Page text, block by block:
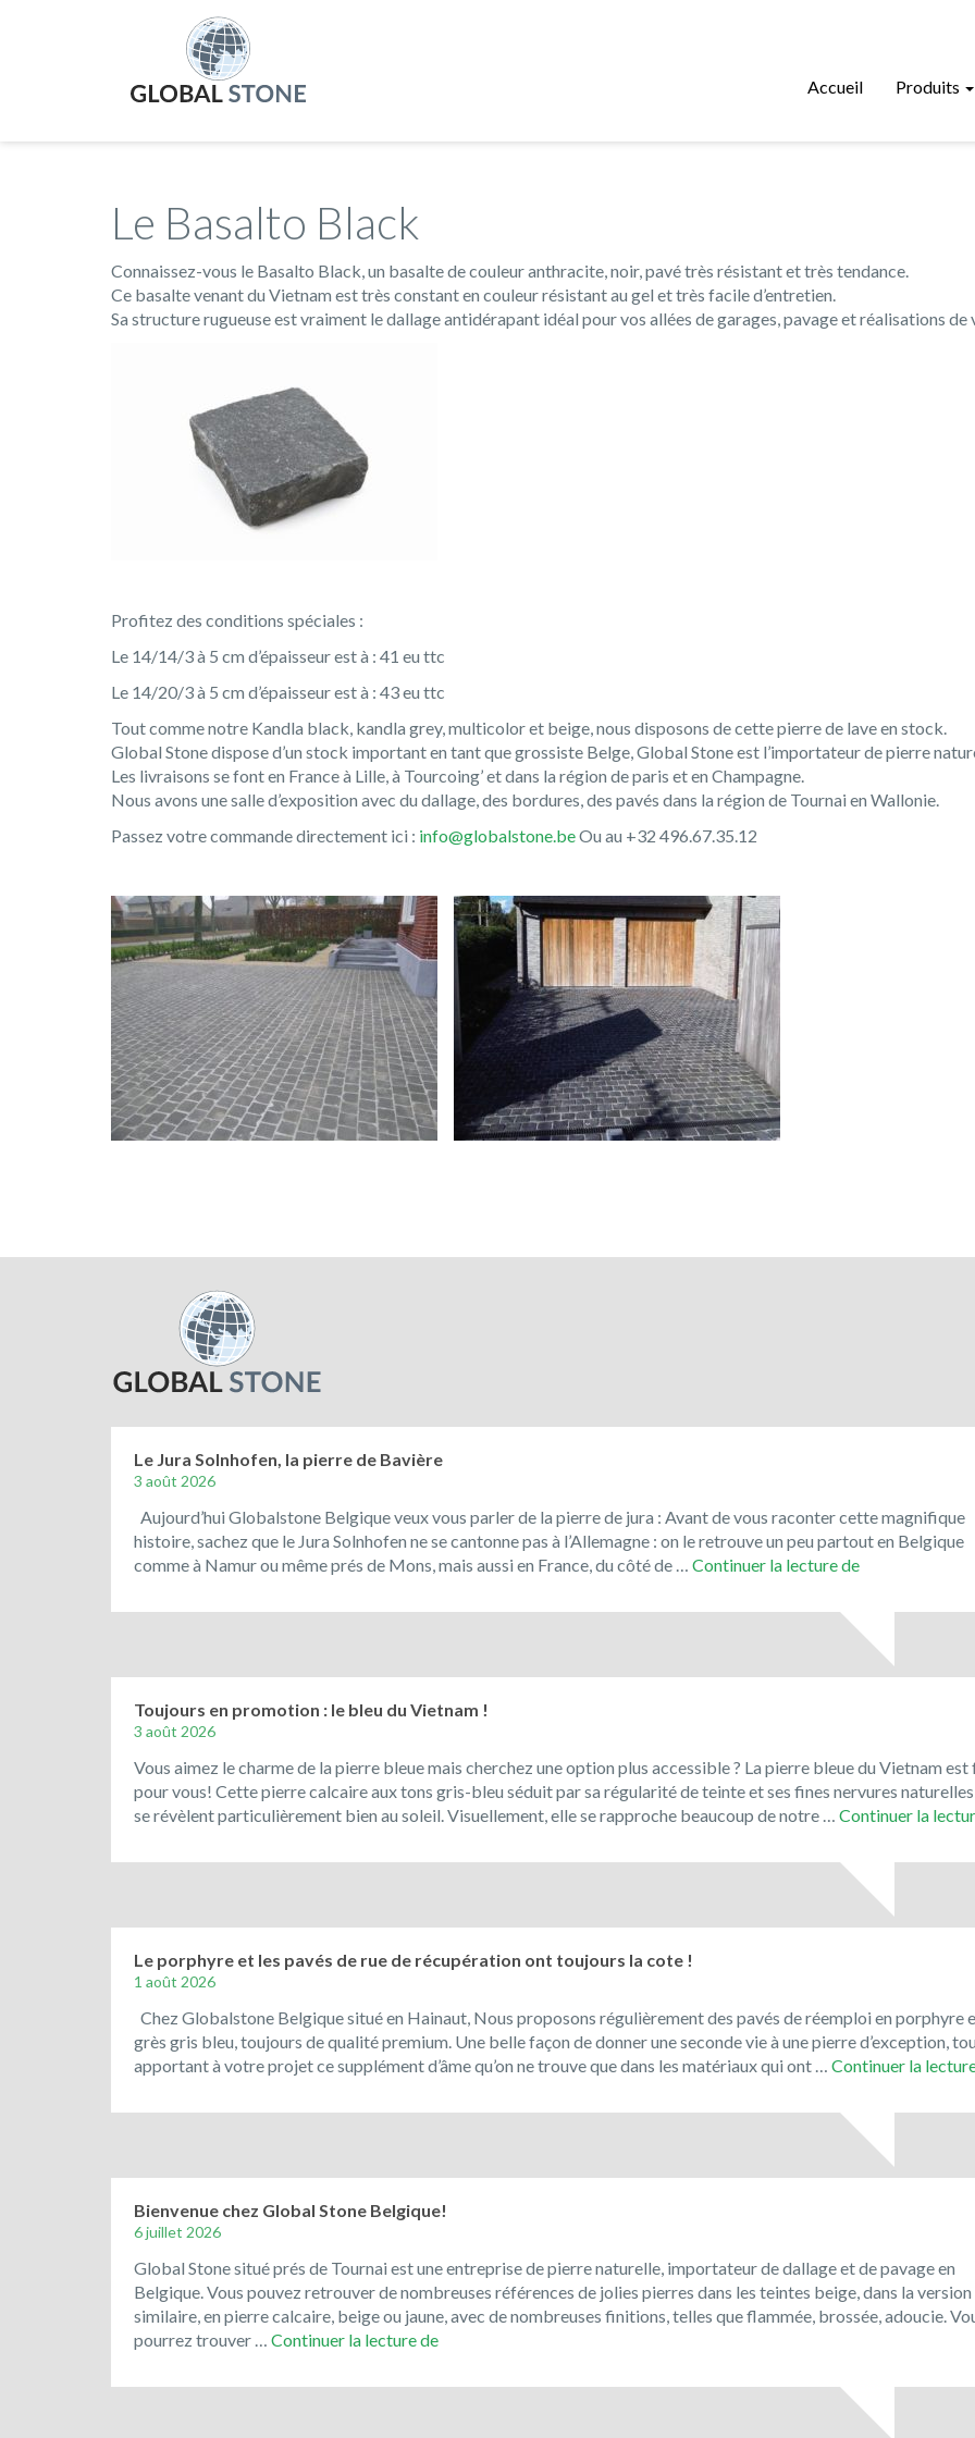
Accueil Produits
Le Basalto Black
Connaissez-vous le Basalto Black, un basalte de couleur anthracite, noir, pavé très résistant et très tendance.
Ce basalte venant du Vietnam est très constant en couleur résistant au gel et très facile d’entretien.
Sa structure rugueuse est vraiment le dallage antidérapant idéal pour vos allées de garages, pavage et réalisations de
Profitez des conditions spéciales :
Le 14/14/3 à 5 cm d’épaisseur est à : 41 eu ttc
Le 14/20/3 à 5 cm d’épaisseur est à : 43 eu ttc
Tout comme notre Kandla black, kandla grey, multicolor et beige, nous disposons de cette pierre de lave en stock.
Global Stone dispose d’un stock important en tant que grossiste Belge, Global Stone est l’importateur de pierre
Les livraisons se font en France à Lille, à Tourcoing’ et dans la région de paris et en Champagne.
Nous avons une salle d’exposition avec du dallage, des bordures, des pavés dans la région de Tournai en Wallonie.
Passez votre commande directement ici : info@globalstone.beOu au +32 496.67.35.12
Le Jura Solnhofen, la pierre de Bavière
3 août 2026
Aujourd’hui Globalstone Belgique veux vous parler de la pierre de jura : Avant de vous raconter cette magnifique
histoire, sachez que le Jura Solnhofen ne se cantonne pas à l’Allemagne : on le retrouve un peu partout en Belgique
comme à Namur ou même prés de Mons, mais aussi en France, du côté de … Continuer la lecture deLe
Solnhofen,
la
pierre
de
Toujours en promotion : le bleu du Vietnam !
3 août 2026
Vous aimez le charme de la pierre bleue mais cherchez une option plus accessible ? La pierre bleue du Vietnam
pour vous! Cette pierre calcaire aux tons gris-bleu séduit par sa régularité de teinte et ses fines nervures
se révèlent particulièrement bien au soleil. Visuellement, elle se rapproche beaucoup de notre … Continuer la
Le porphyre et les pavés de rue de récupération ont toujours la cote !
1 août 2026
Chez Globalstone Belgique situé en Hainaut, Nous proposons régulièrement des pavés de réemploi en porphyre
grès gris bleu, toujours de qualité premium. Une belle façon de donner une seconde vie à une pierre d’exception,
apportant à votre projet ce supplément d’âme qu’on ne trouve que dans les matériaux qui ont … Continuer la
Bienvenue chez Global Stone Belgique!
6 juillet 2026
Global Stone situé prés de Tournai est une entreprise de pierre naturelle, importateur de dallage et de pavage en
Belgique. Vous pouvez retrouver de nombreuses références de jolies pierres dans les teintes beige, dans la version
similaire, en pierre calcaire, beige ou jaune, avec de nombreuses finitions, telles que flammée, brossée, adoucie.
pourrez trouver … Continuer la lecture deBienvenue
Global